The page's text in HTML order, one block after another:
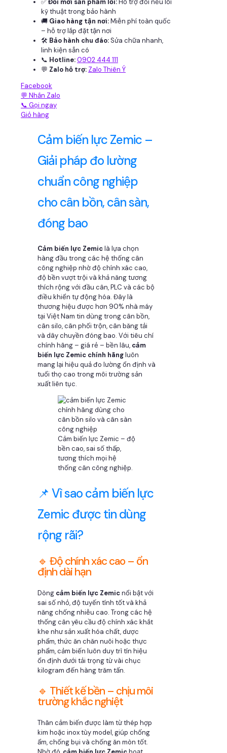
kỹ thuật trong bảo hành
🚚 Giao hàng tận nơi:Miễn phí toàn quốc
– hỗ trợ lắp đặt tận nơi
🛠 Bảo hành chu đáo:Sửa chữa nhanh,
linh kiện sẵn có
📞 Hotline:0902 444 111
💬 Zalo hỗ trợ: Zalo Thiên Ý
Facebook
💬 Nhắn Zalo
📞 Gọi ngay
Giỏ hàng
Cảm biến lực Zemic –
Giải pháp đo lường
chuẩn công nghiệp
cho cân bồn, cân sàn,
đóng bao
Cảm biến lực Zemiclà lựa chọn
hàng đầu trong các hệ thống cân
công nghiệp nhờ độ chính xác cao,
độ bền vượt trội và khả năng tương
thích rộng với đầu cân, PLC và các bộ
điều khiển tự động hóa. Đây là
thương hiệu được hơn 90% nhà máy
tại Việt Nam tin dùng trong cân bồn,
cân silo, cân phối trộn, cân băng tải
và dây chuyền đóng bao. Với tiêu chí
chính hãng – giá rẻ – bền lâu, cảm
biến lực Zemic chính hãngluôn
mang lại hiệu quả đo lường ổn định và
tuổi thọ cao trong môi trường sản
xuất liên tục.
Cảm biến lực Zemic – độ
bền cao, sai số thấp,
tương thích mọi hệ
thống cân công nghiệp.
📌 Vì sao cảm biến lực
Zemic được tin dùng
rộng rãi?
🔹 Độ chính xác cao – ổn
định dài hạn
Dòng cảm biến lực Zemicnổi bật với
sai số nhỏ, độ tuyến tính tốt và khả
năng chống nhiễu cao. Trong các hệ
thống cân yêu cầu độ chính xác khắt
khe như sản xuất hóa chất, dược
phẩm, thức ăn chăn nuôi hoặc thực
phẩm, cảm biến luôn duy trì tín hiệu
ổn định dưới tải trọng từ vài chục
kilogram đến hàng trăm tấn.
🔹 Thiết kế bền – chịu môi
trường khắc nghiệt
Thân cảm biến được làm từ thép hợp
kim hoặc inox tùy model, giúp chống
ẩm, chống bụi và chống ăn mòn tốt.